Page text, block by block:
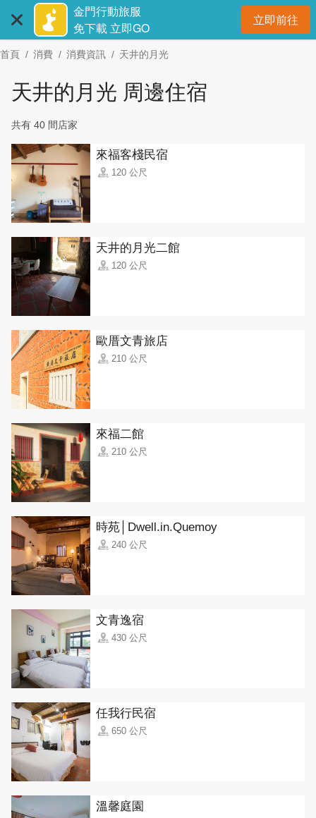
主
要
金門行動旅服
免下載 立即GO
立即前往開
首頁 消費 消費資訊 天井的月光
天井的月光 周邊住宿
共有 40 間店家
來福客棧民宿
120 公尺
天井的月光二館
120 公尺
歐厝文青旅店
210 公尺
來福二館
210 公尺
時苑│Dwell.in.Quemoy
240 公尺
文青逸宿
430 公尺
任我行民宿
650 公尺
溫馨庭園